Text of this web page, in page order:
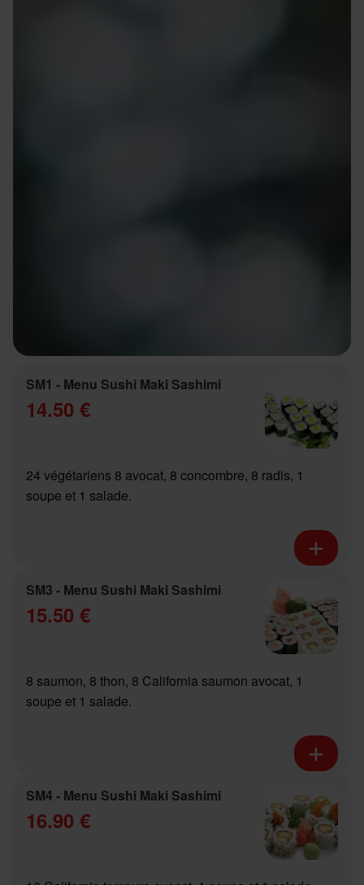
SM1 - Menu Sushi Maki Sashimi
14.50 €
24 végétariens 8 avocat, 8 concombre, 8 radis, 1
soupe et 1 salade.
SM3 - Menu Sushi Maki Sashimi
15.50 €
8 saumon, 8 thon, 8 California saumon avocat, 1
soupe et 1 salade.
SM4 - Menu Sushi Maki Sashimi
16.90 €